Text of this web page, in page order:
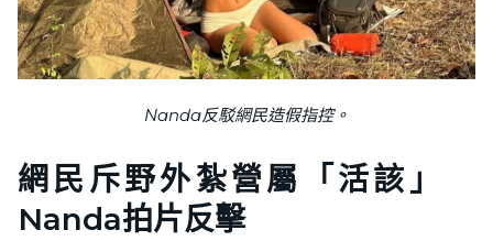
Nanda反駁網民造假指控。
網民斥野外紮營屬「活該」
Nanda拍片反擊